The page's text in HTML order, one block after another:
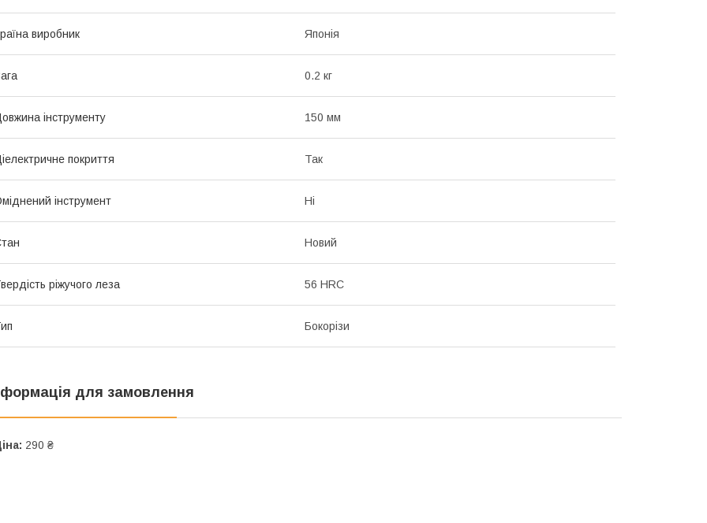
виробник Японія
0.2 кг
інструменту 150 мм
покриття Так
інструмент Ні
Новий
ріжучого леза 56 HRC
Бокорізи
для замовлення
290 ₴